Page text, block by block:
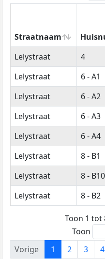
Straatnaam
Straatnaam
Lelystraat 4
Lelystraat
6 - A1
Lelystraat
6 - A2
Lelystraat
6 - A3
Lelystraat
6 - A4
Lelystraat
8 - B1
Lelystraat
8 - B10
Lelystraat
8 - B2
Toon 1 tot
Toon
Vorige
1 2 3 4